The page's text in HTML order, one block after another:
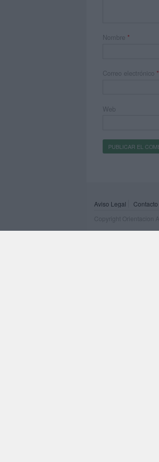
Nombre *
Correo electrónico *
Web
Aviso Legal Contacto